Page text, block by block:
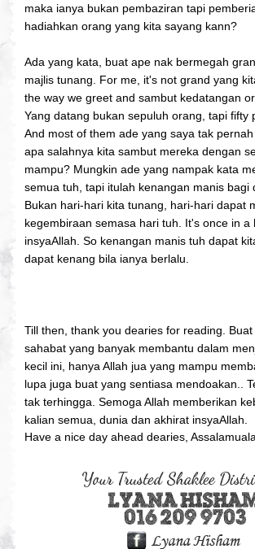
maka ianya bukan pembaziran tapi
hadiahkan orang yang kita sayang kann?
Ada yang kata, buat ape nak bermegah
majlis tunang. For me, it's not grand yang
the way we greet and sambut kedatangan
Yang datang bukan sepuluh orang, tapi fifty
And most of them ade yang saya tak
apa salahnya kita sambut mereka dengan
mampu? Mungkin ade yang nampak kata
semua tuh, tapi itulah kenangan manis bagi
Bukan hari-hari kita tunang, hari-hari dapat
kegembiraan semasa hari tuh. It's once in a
insyaAllah. So kenangan manis tuh dapat
dapat kenang bila ianya berlalu.
Till then, thank you dearies for reading.
sahabat yang banyak membantu dalam
kecil ini, hanya Allah jua yang mampu
lupa juga buat yang sentiasa mendoakan..
tak terhingga. Semoga Allah memberikan
kalian semua, dunia dan akhirat insyaAllah.
Have a nice day ahead dearies,